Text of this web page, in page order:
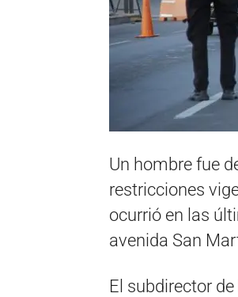
Un hombre fue
restricciones
ocurrió en las
avenida San
El subdirector